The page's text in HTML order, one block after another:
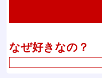
なぜ好きなの？